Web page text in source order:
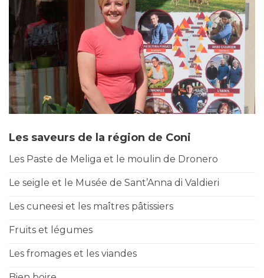
Les saveurs de la région de Coni
Les Paste de Meliga et le moulin de Dronero
Le seigle et le Musée de Sant’Anna di Valdieri
Les cuneesi et les maîtres pâtissiers
Fruits et légumes
Les fromages et les viandes